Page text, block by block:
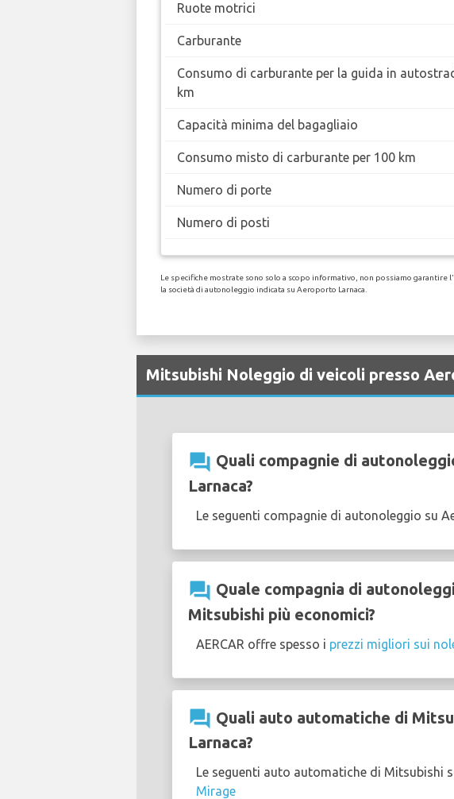
Ruote motrici
Carburante
Consumo di carburante per la guida in
km
Capacità minima del bagagliaio
Consumo misto di carburante per 100 km
Numero di porte
Numero di posti
Le specifiche mostrate sono solo a scopo informativo, non possiamo
la società di autonoleggio indicata su Aeroporto Larnaca.
Mitsubishi Noleggio di veicoli presso
question_answer Quali compagnie di
Larnaca?
Le seguenti compagnie di autonoleggio su
question_answer Quale compagnia di
Mitsubishi più economici?
AERCAR offre spesso i prezzi migliori sui
question_answer Quali auto automatiche di
Larnaca?
Le seguenti auto automatiche di Mitsubishi
Mirage